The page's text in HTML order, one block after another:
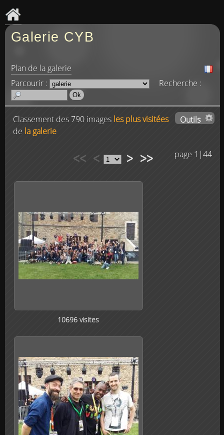
Galerie CYB
Plan de la galerie
Parcourir :
Recherche :
Outils
Classement des 790 images les plus visitées
de la galerie
page 1|44
<< < > >>
10696 visites